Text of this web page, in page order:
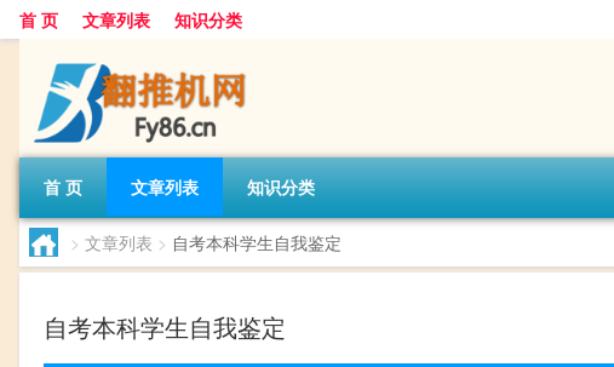
首 页 文章列表 知识分类
首 页 文章列表 知识分类
> 文章列表 > 自考本科学生自我鉴定
自考本科学生自我鉴定